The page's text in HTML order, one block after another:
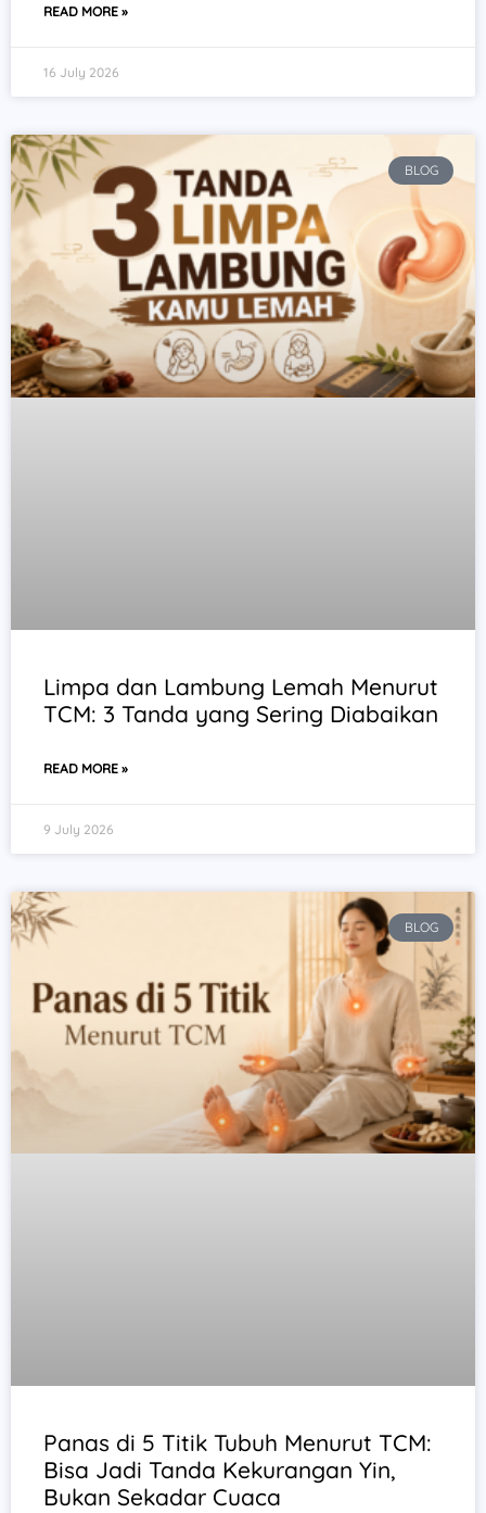
READ MORE »
16 July 2026
BLOG
Limpa dan Lambung Lemah Menurut
TCM: 3 Tanda yang Sering Diabaikan
READ MORE »
9 July 2026
BLOG
Panas di 5 Titik Tubuh Menurut TCM:
Bisa Jadi Tanda Kekurangan Yin,
Bukan Sekadar Cuaca